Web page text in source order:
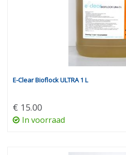
E-Clear Bioflock ULTRA 1 L
€ 15.00
In voorraad